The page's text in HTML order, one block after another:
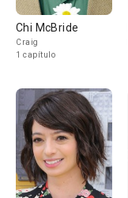
Chi McBride
Craig
1 capítulo